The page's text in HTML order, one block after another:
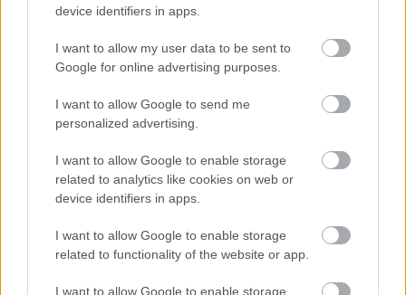
device identifiers in apps.
I want to allow my user data to be sent to
Google for online advertising purposes.
I want to allow Google to send me
personalized advertising.
I want to allow Google to enable storage
related to analytics like cookies on web or
device identifiers in apps.
I want to allow Google to enable storage
related to functionality of the website or app.
I want to allow Google to enable storage
Lapszám
2007/4-5.